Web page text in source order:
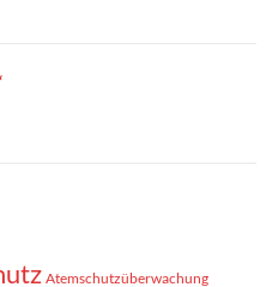
Atemschutzüberwachung